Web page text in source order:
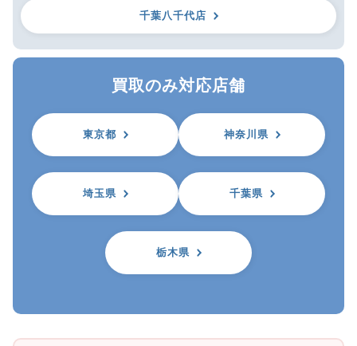
千葉八千代店
買取のみ対応店舗
東京都 神奈川県
埼玉県 千葉県
栃木県